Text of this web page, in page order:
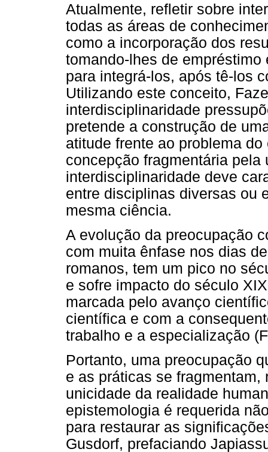
Atualmente, refletir sobre
todas as áreas de
como a incorporação dos
tomando-lhes de
para integrá-los, após tê-los
Utilizando este conceito,
interdisciplinaridade
pretende a construção de
atitude frente ao problema
concepção fragmentária pela
interdisciplinaridade deve
entre disciplinas diversas ou
mesma ciência.
A evolução da preocupação
com muita ênfase nos dias
romanos, tem um pico no
e sofre impacto do século
marcada pelo avanço
científica e com a
trabalho e a especialização
Portanto, uma preocupação
e as práticas se
unicidade da realidade
epistemologia é requerida
para restaurar as
Gusdorf, prefaciando